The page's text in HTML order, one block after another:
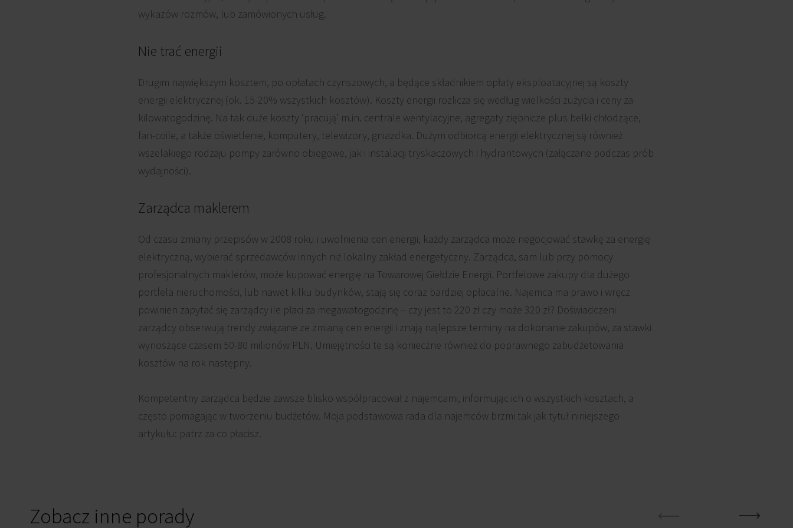
wykazów rozmów, lub zamówionych usług.
Nie trać energii
Drugim największym kosztem, po opłatach czynszowych, a będące składnikiem opłaty eksploatacyjnej są koszty
energii elektrycznej (ok. 15-20% wszystkich kosztów). Koszty energii rozlicza się według wielkości zużycia i ceny za
kilowatogodzinę. Na tak duże koszty ‘pracują’ m.in. centrale wentylacyjne, agregaty ziębnicze plus belki chłodzące,
fan-coile, a także oświetlenie, komputery, telewizory, gniazdka. Dużym odbiorcą energii elektrycznej są również
wszelakiego rodzaju pompy zarówno obiegowe, jak i instalacji tryskaczowych i hydrantowych (załączane podczas prób
wydajności).
Zarządca maklerem
Od czasu zmiany przepisów w 2008 roku i uwolnienia cen energii, każdy zarządca może negocjować stawkę za energię
elektryczną, wybierać sprzedawców innych niż lokalny zakład energetyczny. Zarządca, sam lub przy pomocy
profesjonalnych maklerów, może kupować energię na Towarowej Giełdzie Energii. Portfelowe zakupy dla dużego
portfela nieruchomości, lub nawet kilku budynków, stają się coraz bardziej opłacalne. Najemca ma prawo i wręcz
powinien zapytać się zarządcy ile płaci za megawatogodzinę – czy jest to 220 zł czy może 320 zł? Doświadczeni
zarządcy obserwują trendy związane ze zmianą cen energii i znają najlepsze terminy na dokonanie zakupów, za stawki
wynoszące czasem 50-80 milionów PLN. Umiejętności te są konieczne również do poprawnego zabudżetowania
kosztów na rok następny.
Kompetentny zarządca będzie zawsze blisko współpracował z najemcami, informując ich o wszystkich kosztach, a
często pomagając w tworzeniu budżetów. Moja podstawowa rada dla najemców brzmi tak jak tytuł niniejszego
artykułu: patrz za co płacisz.
Zobacz inne porady